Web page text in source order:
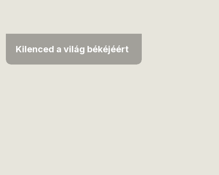
Kilenced a világ békéjéért